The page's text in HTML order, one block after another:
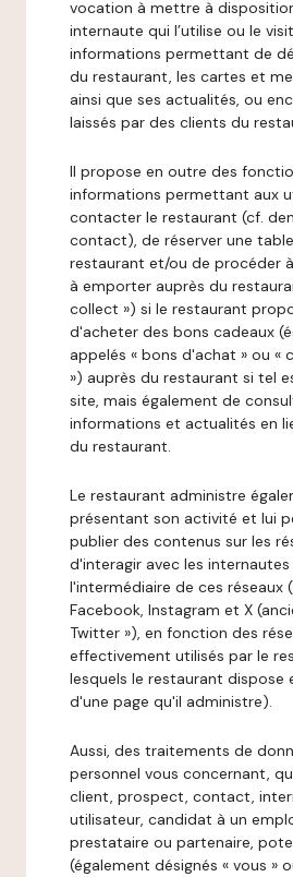
vocation à mettre à
internaute qui l’utilise ou le
informations permettant de
du restaurant, les cartes et
ainsi que ses actualités, ou
laissés par des clients du
Il propose en outre des
informations permettant aux
contacter le restaurant (cf.
contact), de réserver une
restaurant et/ou de procéder
à emporter auprès du
collect ») si le restaurant
d'acheter des bons cadeaux
appelés « bons d'achat » ou «
») auprès du restaurant si tel
site, mais également de
informations et actualités en
du restaurant.
Le restaurant administre
présentant son activité et lui
publier des contenus sur les
d'interagir avec les
l'intermédiaire de ces réseaux
Facebook, Instagram et X
Twitter »), en fonction des
effectivement utilisés par le
lesquels le restaurant dispose
d'une page qu'il administre).
Aussi, des traitements de
personnel vous concernant,
client, prospect, contact,
utilisateur, candidat à un
prestataire ou partenaire,
(également désignés « vous »